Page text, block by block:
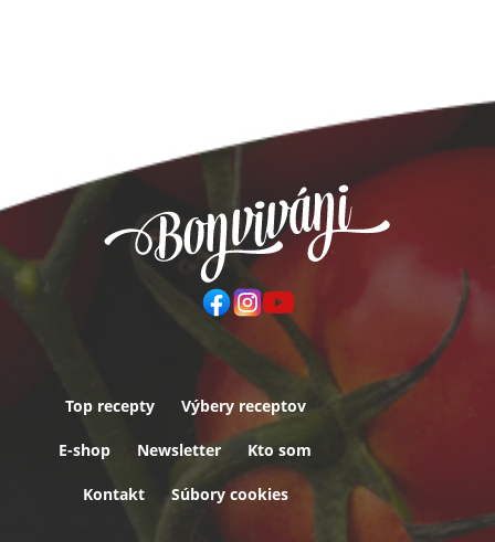
Päta
Top recepty Výbery receptov
E-shop Newsletter Kto som
Kontakt Súbory cookies